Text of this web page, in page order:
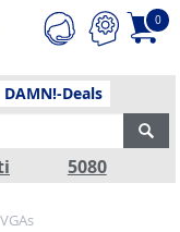
0
DAMN!-Deals
5080